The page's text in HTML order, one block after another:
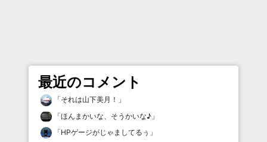
最近のコメント
「それは山下美月！ 」
「ほんまかいな、そうかいな♪ 」
「HPゲージがじゃましてるぅ 」